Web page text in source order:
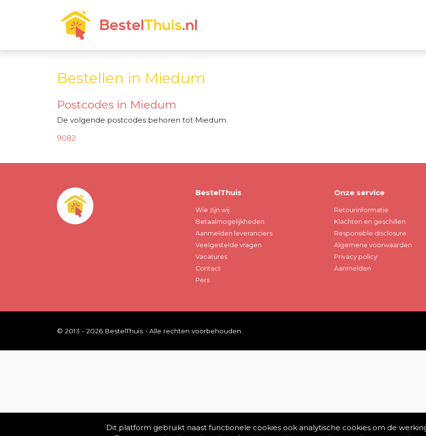
Bestellen in Miedum
Postcodes in Miedum
De volgende postcodes behoren tot Miedum.
9082
BestelThuis
Wie zijn wij
Betaalmogelijkheden
Aanmelden leveranciers
Veelgestelde vragen
Vacatures
Contact
Pers
Onze service
Retourinformatie
Klachten en geschillen
Responsible disclosure
Algemene voorwaarden
Privacy policy
Aanmelden
© 2013 - 2026 BestelThuis - Alle rechten voorbehouden.
Dit platform gebruikt naast functionele cookies ook analytische cookies om de